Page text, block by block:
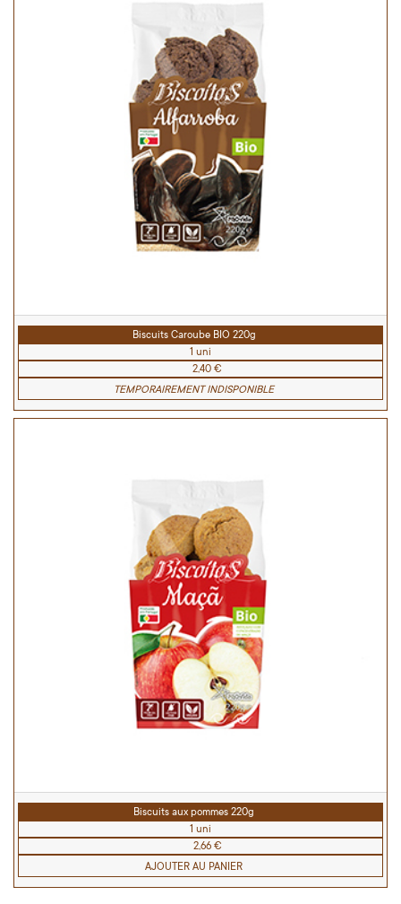
Biscuits Caroube BIO 220g
1 uni
2,40 €
TEMPORAIREMENT INDISPONIBLE
Biscuits aux pommes 220g
1 uni
2,66 €
AJOUTER AU PANIER